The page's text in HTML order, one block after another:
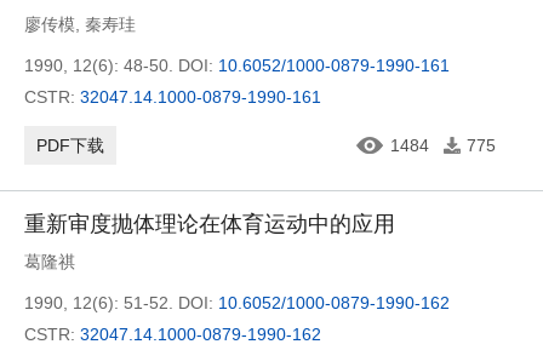
廖传模 秦寿珪
1990, 12(6): 48-50. DOI: 10.6052/1000-0879-1990-161
CSTR: 32047.14.1000-0879-1990-161
PDF下载 1484 775
重新审度抛体理论在体育运动中的应用
葛隆祺
1990, 12(6): 51-52. DOI: 10.6052/1000-0879-1990-162
CSTR: 32047.14.1000-0879-1990-162